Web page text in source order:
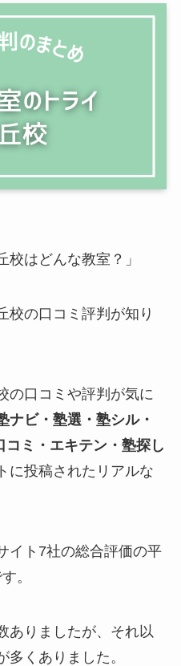
校はどんな教室？」
校の口コミ評判が知り
の口コミや評判が気に
ナビ・塾選・塾シル・
ミ・エキテン・塾探し
に投稿されたリアルな
イト7社の総合評価の平
。
ありましたが、それ以
多くありました。